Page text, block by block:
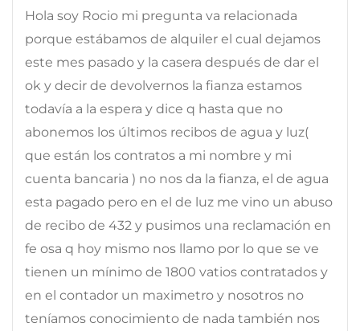
Hola soy Rocio mi pregunta va relacionada
porque estábamos de alquiler el cual dejamos
este mes pasado y la casera después de dar el
ok y decir de devolvernos la fianza estamos
todavía a la espera y dice q hasta que no
abonemos los últimos recibos de agua y luz(
que están los contratos a mi nombre y mi
cuenta bancaria ) no nos da la fianza, el de agua
esta pagado pero en el de luz me vino un abuso
de recibo de 432 y pusimos una reclamación en
fe osa q hoy mismo nos llamo por lo que se ve
tienen un mínimo de 1800 vatios contratados y
en el contador un maximetro y nosotros no
teníamos conocimiento de nada también nos